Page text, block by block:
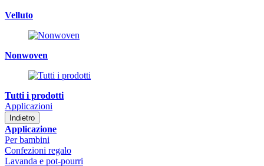
Velluto
Nonwoven
Tutti i prodotti
Applicazioni
Indietro
Applicazione
Per bambini
Confezioni regalo
Lavanda e pot-pourri